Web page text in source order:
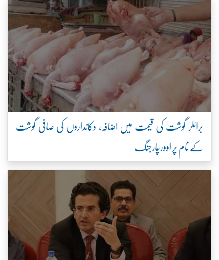
برائلر گوشت کی قیمت میں اضافہ، دکانداروں کی صافی گوشت
کے نام پر اوورچارجنگ